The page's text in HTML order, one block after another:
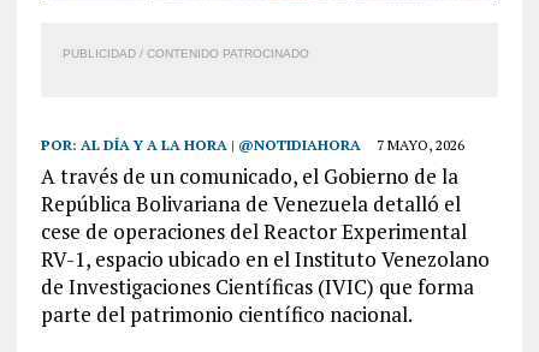
PUBLICIDAD / CONTENIDO PATROCINADO
POR: AL DÍA Y A LA HORA | @NOTIDIAHORA 7 MAYO, 2026
A través de un comunicado, el Gobierno de la
República Bolivariana de Venezuela detalló el
cese de operaciones del Reactor Experimental
RV-1, espacio ubicado en el Instituto Venezolano
de Investigaciones Científicas (IVIC) que forma
parte del patrimonio científico nacional.